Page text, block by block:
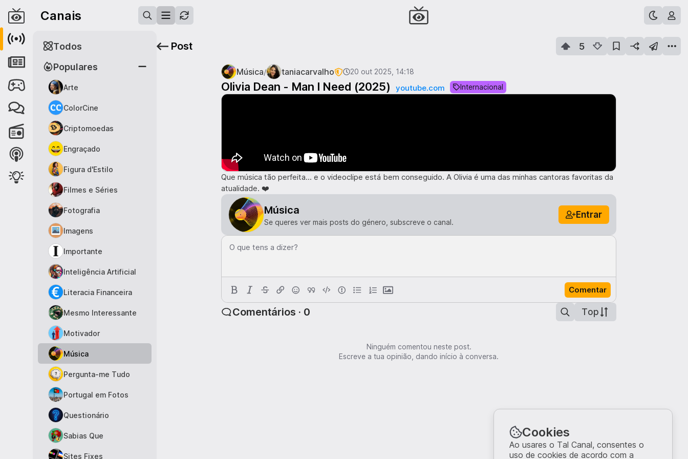
Canais
Populares
Arte
ColorCine
Criptomoedas
Engraçado
Figura d'Estilo
Filmes e Séries
Fotografia
Imagens
Importante
Inteligência Artificial
Literacia Financeira
Mesmo Interessante
Motivador
Música
Pergunta-me Tudo
Portugal em Fotos
Questionário
Sabias Que
Sites Fixes
Todos Post 5
Música/ taniacarvalho 20 out 2025, 14:18
Olivia Dean - Man I Need (2025) youtube.com Internacional
Que música tão perfeita... e o videoclipe está bem conseguido. A Olivia é uma das minhas cantoras favoritas da
atualidade. ❤️
Música
Se queres ver mais posts do género, subscreve o canal.
Entrar
O que tens a dizer?
Comentar
Comentários · 0 Top
Ninguém comentou neste post.
Escreve a tua opinião, dando início à conversa.
Cookies
Ao usares o Tal Canal, consentes o
uso de cookies de acordo com a